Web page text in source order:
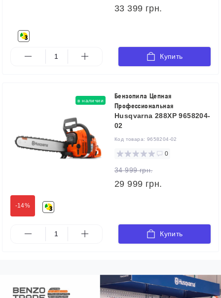
33 399 грн.
Купить
-14%
в наличии
Бензопила Цепная
Профессиональная
Husqvarna 288XP 9658204-
02
Код товара: 9658204-02
0
34 999 грн.
29 999 грн.
Купить